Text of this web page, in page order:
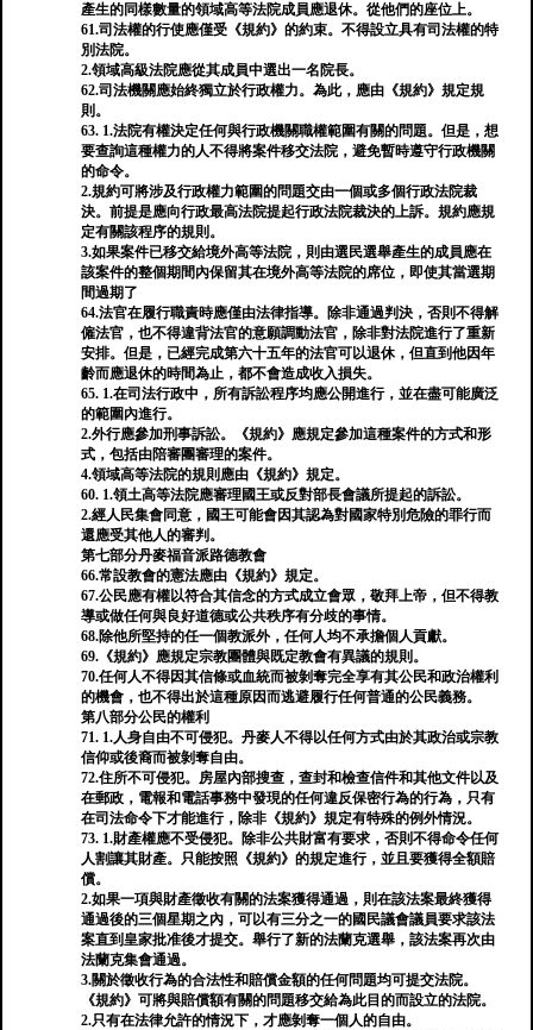
產生的同樣數量的領域高等法院成員應退休。從他們的座位上。
61.司法權的行使應僅受《規約》的約束。不得設立具有司法權的特
別法院。
2.領域高級法院應從其成員中選出一名院長。
62.司法機關應始終獨立於行政權力。為此，應由《規約》規定規
則。
63. 1.法院有權決定任何與行政機關職權範圍有關的問題。但是，想
要查詢這種權力的人不得將案件移交法院，避免暫時遵守行政機關
的命令。
2.規約可將涉及行政權力範圍的問題交由一個或多個行政法院裁
決。前提是應向行政最高法院提起行政法院裁決的上訴。規約應規
定有關該程序的規則。
3.如果案件已移交給境外高等法院，則由選民選舉產生的成員應在
該案件的整個期間內保留其在境外高等法院的席位，即使其當選期
間過期了
64.法官在履行職責時應僅由法律指導。除非通過判決，否則不得解
僱法官，也不得違背法官的意願調動法官，除非對法院進行了重新
安排。但是，已經完成第六十五年的法官可以退休，但直到他因年
齡而應退休的時間為止，都不會造成收入損失。
65. 1.在司法行政中，所有訴訟程序均應公開進行，並在盡可能廣泛
的範圍內進行。
2.外行應參加刑事訴訟。《規約》應規定參加這種案件的方式和形
式，包括由陪審團審理的案件。
4.領域高等法院的規則應由《規約》規定。
60. 1.領土高等法院應審理國王或反對部長會議所提起的訴訟。
2.經人民集會同意，國王可能會因其認為對國家特別危險的罪行而
還應受其他人的審判。
第七部分丹麥福音派路德教會
66.常設教會的憲法應由《規約》規定。
67.公民應有權以符合其信念的方式成立會眾，敬拜上帝，但不得教
導或做任何與良好道德或公共秩序有分歧的事情。
68.除他所堅持的任一個教派外，任何人均不承擔個人貢獻。
69.《規約》應規定宗教團體與既定教會有異議的規則。
70.任何人不得因其信條或血統而被剝奪完全享有其公民和政治權利
的機會，也不得出於這種原因而逃避履行任何普通的公民義務。
第八部分公民的權利
71. 1.人身自由不可侵犯。丹麥人不得以任何方式由於其政治或宗教
信仰或後裔而被剝奪自由。
72.住所不可侵犯。房屋內部搜查，查封和檢查信件和其他文件以及
在郵政，電報和電話事務中發現的任何違反保密行為的行為，只有
在司法命令下才能進行，除非《規約》規定有特殊的例外情況。
73. 1.財產權應不受侵犯。除非公共財富有要求，否則不得命令任何
人割讓其財產。只能按照《規約》的規定進行，並且要獲得全額賠
償。
2.如果一項與財產徵收有關的法案獲得通過，則在該法案最終獲得
通過後的三個星期之內，可以有三分之一的國民議會議員要求該法
案直到皇家批准後才提交。舉行了新的法蘭克選舉，該法案再次由
法蘭克集會通過。
3.關於徵收行為的合法性和賠償金額的任何問題均可提交法院。
《規約》可將與賠償額有關的問題移交給為此目的而設立的法院。
2.只有在法律允許的情況下，才應剝奪一個人的自由。